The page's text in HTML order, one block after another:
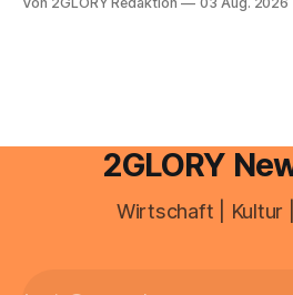
ist längst ein ernstzunehmender
2GLORY
Wirtschaft | Kultur